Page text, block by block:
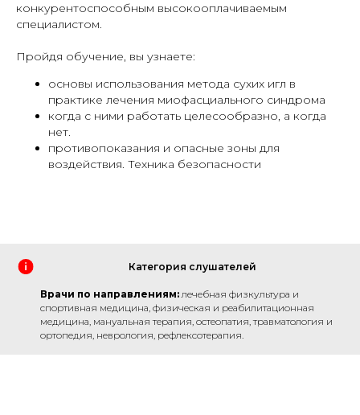
конкурентоспособным высокооплачиваемым
специалистом.
Пройдя обучение, вы узнаете:
основы использования метода сухих игл в
практике лечения миофасциального синдрома
когда с ними работать целесообразно, а когда
нет.
противопоказания и опасные зоны для
воздействия. Техника безопасности
Категория слушателей
Врачи по направлениям:лечебная физкультура и
спортивная медицина, физическая и реабилитационная
медицина, мануальная терапия, остеопатия, травматология и
ортопедия, неврология, рефлексотерапия.